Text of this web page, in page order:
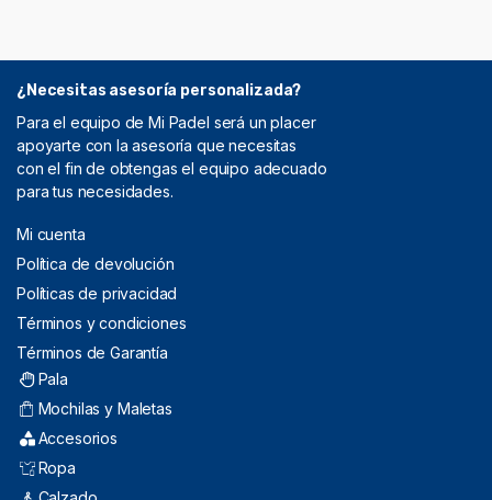
¿Necesitas asesoría personalizada?
Para el equipo de Mi Padel será un placer
apoyarte con la asesoría que necesitas
con el fin de obtengas el equipo adecuado
para tus necesidades.
Mi cuenta
Política de devolución
Políticas de privacidad
Términos y condiciones
Términos de Garantía
Pala
Mochilas y Maletas
Accesorios
Ropa